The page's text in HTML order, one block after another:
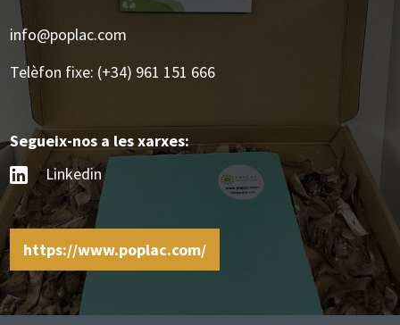
info@poplac.com
Telèfon fixe: (+34) 961 151 666
Segueix-nos a les xarxes:
Linkedin
https://www.poplac.com/